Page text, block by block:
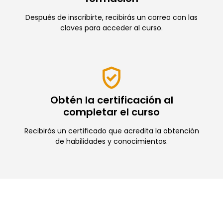
Después de inscribirte, recibirás un correo con las
claves para acceder al curso.
Obtén la certificación al
completar el curso
Recibirás un certificado que acredita la obtención
de habilidades y conocimientos.